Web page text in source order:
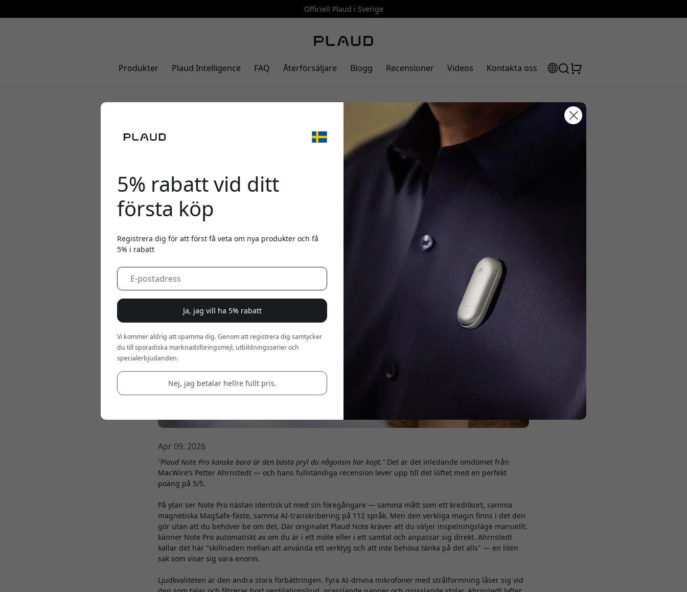
Officiell Plaud i Sverige
Produkter Plaud Intelligence FAQ Återförsäljare Blogg Recensioner Videos Kontakta oss
[REVIEW]
MacWire testar Plaud Note Pro, med ett perfekt betyg
på 5/5
Apr 09, 2026
"Plaud Note Pro kanske bara är den bästa pryl du någonsin har köpt." Det är det inledande omdömet från
MacWire’s Petter Ahrnstedt — och hans fullständiga recension lever upp till det löftet med en perfekt
poäng på 5/5.
På ytan ser Note Pro nästan identisk ut med sin föregångare — samma mått som ett kreditkort, samma
magnetiska MagSafe-fäste, samma AI-transkribering på 112 språk. Men den verkliga magin finns i det den
gör utan att du behöver be om det. Där originalet Plaud Note kräver att du väljer inspelningsläge manuellt,
känner Note Pro automatiskt av om du är i ett möte eller i ett samtal och anpassar sig direkt. Ahrnstedt
kallar det här "skillnaden mellan att använda ett verktyg och att inte behöva tänka på det alls" — en liten
sak som visar sig vara enorm.
Ljudkvaliteten är den andra stora förbättringen. Fyra AI-drivna mikrofoner med strålformning låser sig vid
5% rabatt vid ditt
första köp
Registrera dig för att först få veta om nya produkter och få
5% i rabatt
Ja, jag vill ha 5% rabatt
Vi kommer aldrig att spamma dig. Genom att registrera dig samtycker
du till sporadiska marknadsföringsmejl, utbildningsserier och
specialerbjudanden.
Nej, jag betalar hellre fullt pris.
🎉 Din rabattkod:
Använd denna kod i kassan för att få 5% rabatt.